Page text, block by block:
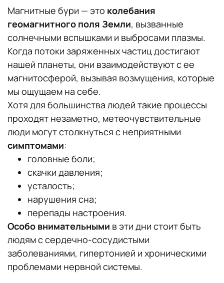
Магнитные бури — это колебания
геомагнитного поля Земли, вызванные
солнечными вспышками и выбросами плазмы.
Когда потоки заряженных частиц достигают
нашей планеты, они взаимодействуют с ее
магнитосферой, вызывая возмущения, которые
мы ощущаем на себе.
Хотя для большинства людей такие процессы
проходят незаметно, метеочувствительные
люди могут столкнуться с неприятными
симптомами:
головные боли;
скачки давления;
усталость;
нарушения сна;
перепады настроения.
Особо внимательными в эти дни стоит быть
людям с сердечно-сосудистыми
заболеваниями, гипертонией и хроническими
проблемами нервной системы.